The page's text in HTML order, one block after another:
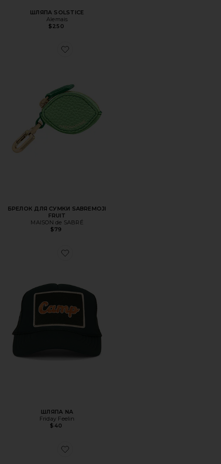
ШЛЯПА SOLSTICE
Alemais
$250
Favorite БРЕЛОК ДЛЯ СУМКИ SABREMOJI FRUIT
БРЕЛОК ДЛЯ СУМКИ SABREMOJI
FRUIT
MAISON de SABRÉ
$79
Favorite ШЛЯПА NA
ШЛЯПА NA
Friday Feelin
$40
Favorite ШЛЯПА